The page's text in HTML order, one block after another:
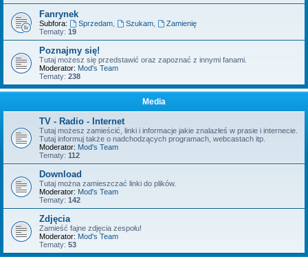
Fanrynek
Subfora: Sprzedam, Szukam,
Zamienię
Tematy: 19
Poznajmy się!
Tutaj możesz się przedstawić oraz zapoznać z innymi fanami.
Moderator: Mod's Team
Tematy: 238
Media
TV - Radio - Internet
Tutaj możesz zamieścić, linki i informacje jakie znalazłeś w prasie i internecie.
Tutaj informuj także o nadchodzących programach, webcastach itp.
Moderator: Mod's Team
Tematy: 112
Download
Tutaj można zamieszczać linki do plików.
Moderator: Mod's Team
Tematy: 142
Zdjęcia
Zamieść fajne zdjęcia zespołu!
Moderator: Mod's Team
Tematy: 53